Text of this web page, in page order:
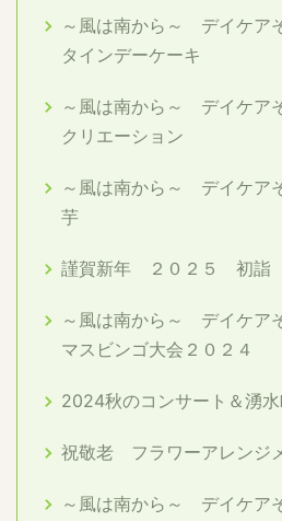
～風は南から～ デイケア
タインデーケーキ
～風は南から～ デイケア
クリエーション
～風は南から～ デイケア
芋
謹賀新年 ２０２５ 初詣
～風は南から～ デイケア
マスビンゴ大会２０２４
2024秋のコンサート＆湧
祝敬老 フラワーアレンジ
～風は南から～ デイケア